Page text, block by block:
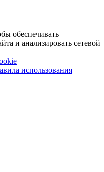
обеспечивать
и анализировать сетевой
использования